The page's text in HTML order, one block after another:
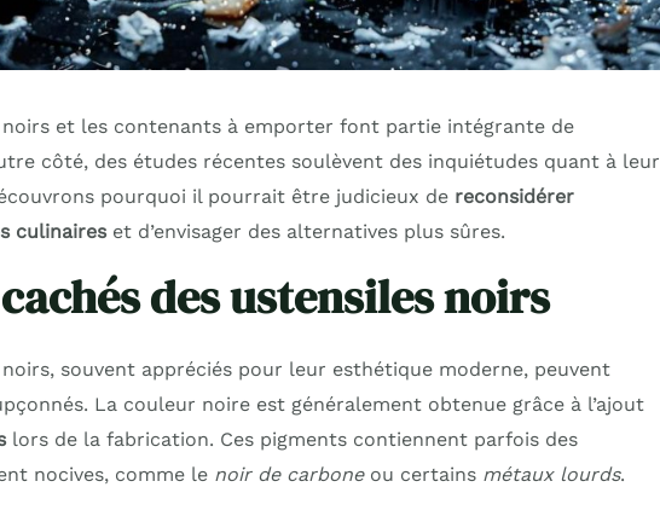
noirs et les contenants à emporter font partie intégrante de
côté, des études récentes soulèvent des inquiétudes quant à leur
pourquoi il pourrait être judicieux de reconsidérer
culinaireset d’envisager des alternatives plus sûres.
des ustensiles noirs
souvent appréciés pour leur esthétique moderne, peuvent
La couleur noire est généralement obtenue grâce à l’ajout
lors de la fabrication. Ces pigments contiennent parfois des
nocives, comme le noir de carboneou certains métaux lourds.